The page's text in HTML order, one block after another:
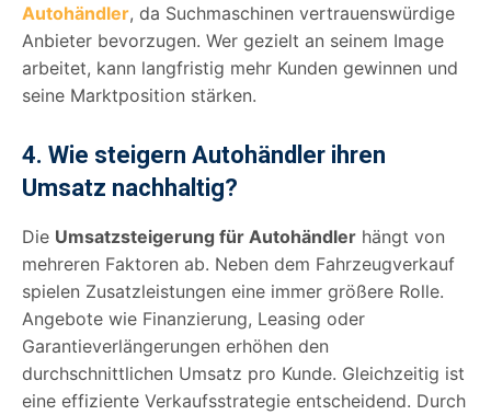
Autohändler, da Suchmaschinen vertrauenswürdige
Anbieter bevorzugen. Wer gezielt an seinem Image
arbeitet, kann langfristig mehr Kunden gewinnen und
seine Marktposition stärken.
4. Wie steigern Autohändler ihren
Umsatz nachhaltig?
Die Umsatzsteigerung für Autohändler hängt von
mehreren Faktoren ab. Neben dem Fahrzeugverkauf
spielen Zusatzleistungen eine immer größere Rolle.
Angebote wie Finanzierung, Leasing oder
Garantieverlängerungen erhöhen den
durchschnittlichen Umsatz pro Kunde. Gleichzeitig ist
eine effiziente Verkaufsstrategie entscheidend. Durch